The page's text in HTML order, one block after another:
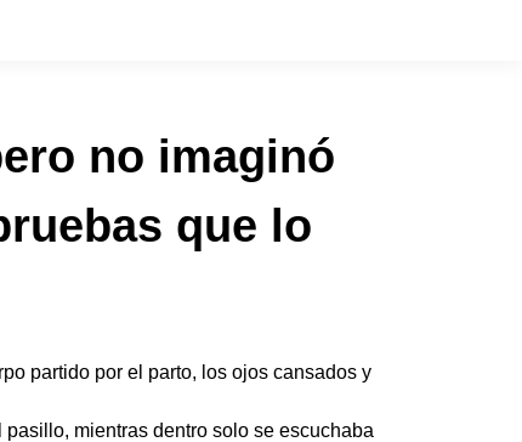
no imaginó
que lo
partido por el parto, los ojos cansados y
mientras dentro solo se escuchaba